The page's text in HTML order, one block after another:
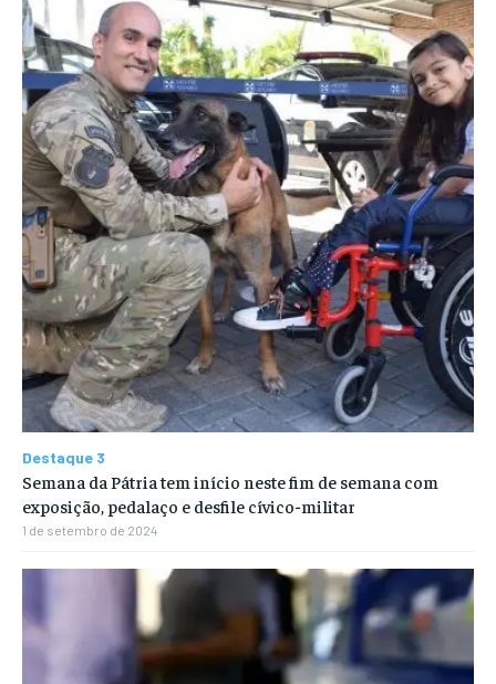
Destaque 3
Semana da Pátria tem início neste fim de semana com
exposição, pedalaço e desfile cívico-militar
1 de setembro de 2024